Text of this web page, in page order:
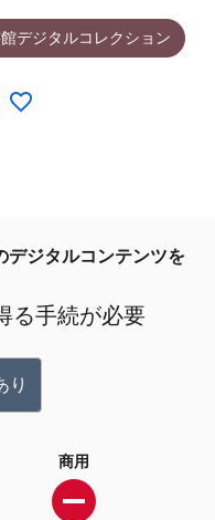
デジタルコレクション
デジタルコンテンツを
る手続が必要
り
商用